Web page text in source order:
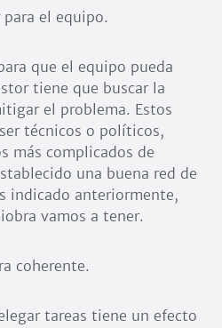
el equipo.
que el equipo pueda
tiene que buscar la
el problema. Estos
técnicos o políticos,
más complicados de
una buena red de
indicado anteriormente,
vamos a tener.
coherente.
tareas tiene un efecto